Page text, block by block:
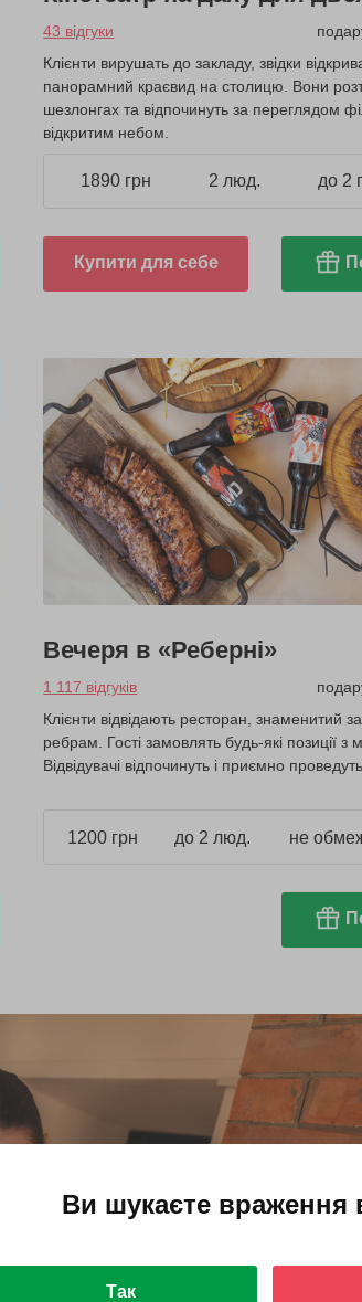
43 відгуки
Клієнти вирушать до закладу, звідки
панорамний краєвид на столицю. Вони
шезлонгах та відпочинуть за переглядом
відкритим небом.
1890 грн 2 люд. до 2
Купити для себе
Вечеря в «Реберні»
1 117 відгуків
Клієнти відвідають ресторан, знаменитий
ребрам. Гості замовлять будь-які позиції з
Відвідувачі відпочинуть і приємно
1200 грн до 2 люд. не
Ви шукаєте враження
Так